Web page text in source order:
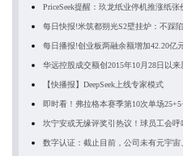
PriceSeek提醒：玖龙纸业停机推涨纸张
每日快报!米筑都朔光S2壁挂炉：不踩
每日播报!创业板两融余额增加42.20亿
华远控股成交额创2015年10月28日以来
【快播报】DeepSeek上线专家模式
即时看！弗拉格本赛季第10次单场
坎宁安或无缘评奖引热议！球员工会
数字认证：截止目前，公司未有元宇宙